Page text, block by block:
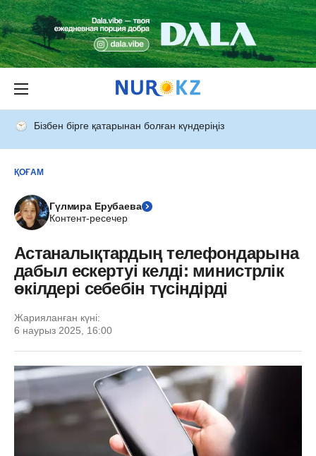
Бізбен бірге қатарынан болған күндеріңіз
ҚОҒАМ
Гүлмира Ерубаева
Контент-ресечер
Астаналықтардың телефондарына
дабыл ескертуі келді: министрлік
өкілдері себебін түсіндірді
Жарияланған күні:
6 наурыз 2025, 16:00